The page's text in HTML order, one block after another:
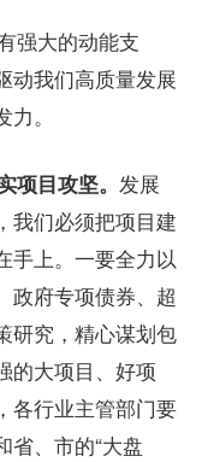
强大的动能支
动我们高质量发展
。
项目攻坚。 发展
我们必须把项目建
手上。一要全力以
政府专项债券、超
研究，精心谋划包
的大项目、好项
各行业主管部门要
省、市的“大盘